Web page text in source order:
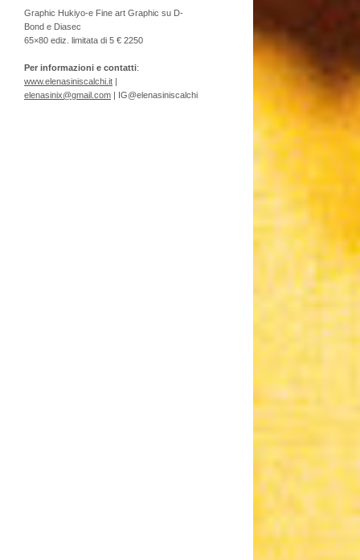
Graphic Hukiyo-e Fine art Graphic su D-
Bond e Diasec
65×80 ediz. limitata di 5 € 2250
Per informazioni e contatti:
www.elenasiniscalchi.it |
elenasinix@gmail.com | IG@elenasiniscalchi